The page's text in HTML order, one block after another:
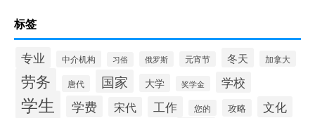
标签
专业 中介机构 习俗 俄罗斯 元宵节 冬天 加拿大
劳务 唐代 国家 大学 奖学金 学校
学生 学费 宋代 工作 您的 攻略 文化